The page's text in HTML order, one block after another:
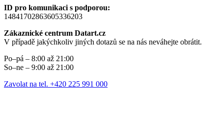
ID pro komunikaci s podporou:
14841702863605336203
Zákaznické centrum Datart.cz
V případě jakýchkoliv jiných dotazů se na nás neváhejte obrátit.
Po–pá – 8:00 až 21:00
So–ne – 9:00 až 21:00
Zavolat na tel. +420 225 991 000